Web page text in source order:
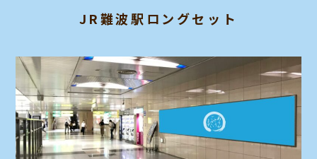
JR難波駅ロングセット